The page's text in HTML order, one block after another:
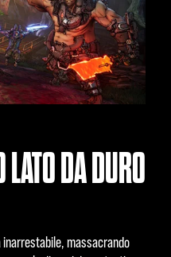
LATO DA DURO
inarrestabile, massacrando